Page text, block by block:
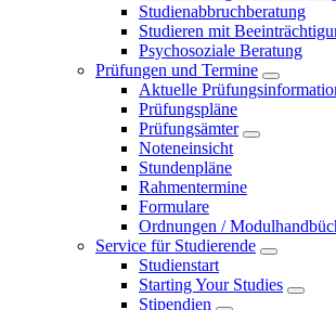
Studienabbruchberatung
Studieren mit
Psychosoziale Beratung
Prüfungen und Termine
Aktuelle
Prüfungspläne
Prüfungsämter
Noteneinsicht
Stundenpläne
Rahmentermine
Formulare
Ordnungen /
Service für Studierende
Studienstart
Starting Your Studies
Stipendien